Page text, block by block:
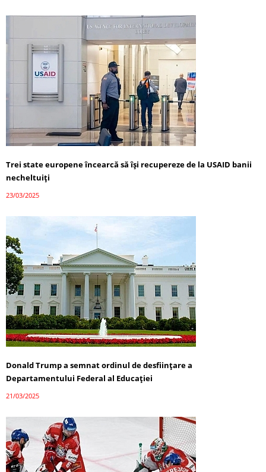
Trei state europene încearcă să își recupereze de la USAID banii
necheltuiți
23/03/2025
Donald Trump a semnat ordinul de desființare a
Departamentului Federal al Educației
21/03/2025